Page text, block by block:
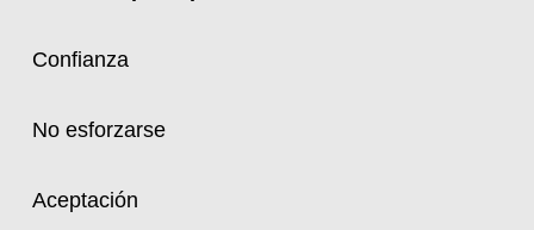
Confianza
No esforzarse
Aceptación